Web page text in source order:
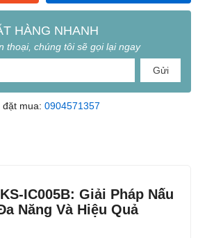
HÀNG NHANH
thoại, chúng tôi sẽ gọi lại ngay
Gửi
đặt mua: 0904571357
IC005B: Giải Pháp Nấu
Năng Và Hiệu Quả